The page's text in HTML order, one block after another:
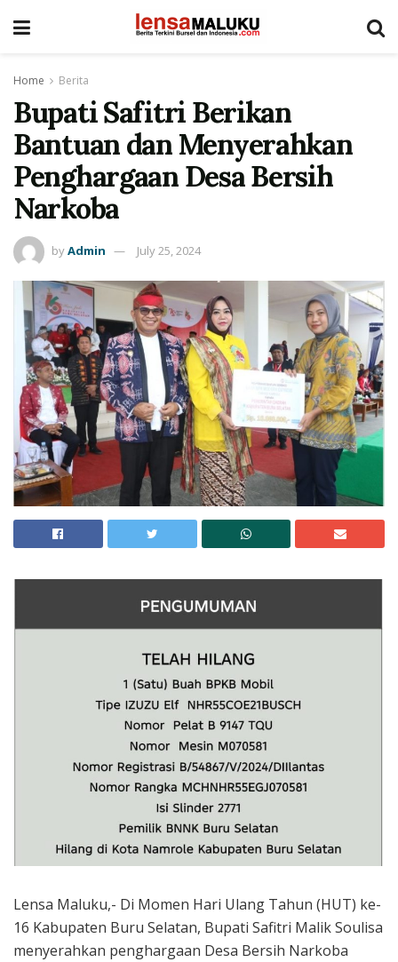
Home Berita
Bupati Safitri Berikan
Bantuan dan Menyerahkan
Penghargaan Desa Bersih
Narkoba
byAdmin July 25, 2024
Lensa Maluku,- Di Momen Hari Ulang Tahun (HUT) ke-
16 Kabupaten Buru Selatan, Bupati Safitri Malik Soulisa
menyerahkan penghargaan Desa Bersih Narkoba